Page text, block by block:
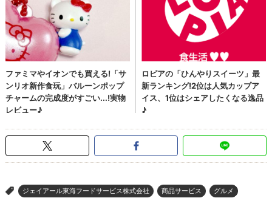
> ジェイアール東海フードサービス株式会社 商品サービス グルメ